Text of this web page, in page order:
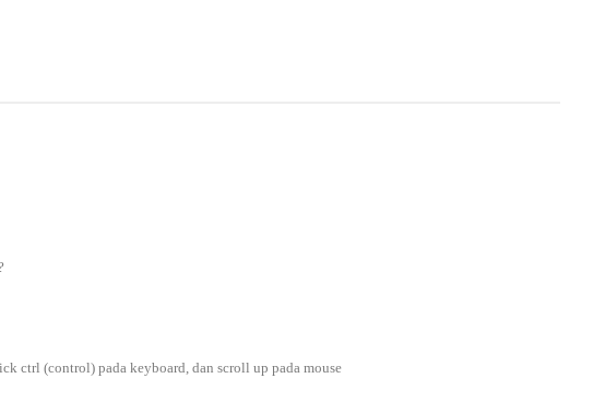
ctrl (control) pada keyboard, dan scroll up pada mouse